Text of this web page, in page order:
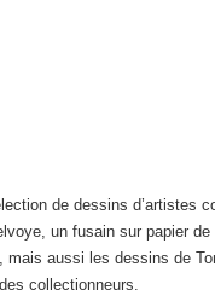
de dessins
un fusain sur papier
mais aussi les dessins de
collectionneurs.